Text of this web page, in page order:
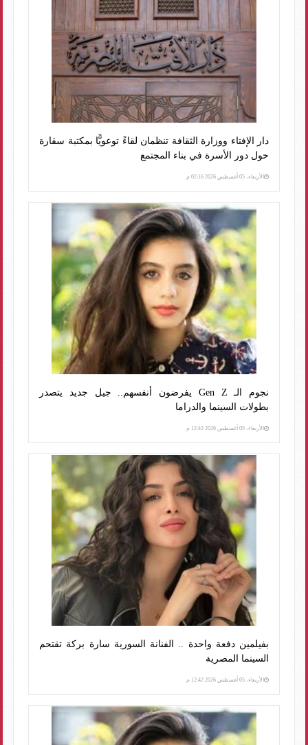
دار الإفتاء ووزارة الثقافة تنظمان لقاءً توعويًّا بمكتبة سقارة
حول دور الأسرة في بناء المجتمع
الأربعاء، 05 أغسطس 2026 02:16 م
نجوم الـ Gen Z يفرضون أنفسهم.. جيل جديد يتصدر
بطولات السينما والدراما
الأربعاء، 05 أغسطس 2026 12:43 م
بفيلمين دفعة واحدة .. الفنانة السورية سارة بركة تقتحم
السينما المصرية
الأربعاء، 05 أغسطس 2026 12:42 م